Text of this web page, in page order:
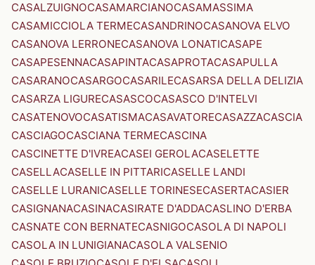
CASALZUIGNOCASAMARCIANOCASAMASSIMA
CASAMICCIOLA TERMECASANDRINOCASANOVA ELVO
CASANOVA LERRONECASANOVA LONATICASAPE
CASAPESENNACASAPINTACASAPROTACASAPULLA
CASARANOCASARGOCASARILECASARSA DELLA DELIZIA
CASARZA LIGURECASASCOCASASCO D'INTELVI
CASATENOVOCASATISMACASAVATORECASAZZACASCIA
CASCIAGOCASCIANA TERMECASCINA
CASCINETTE D'IVREACASEI GEROLACASELETTE
CASELLACASELLE IN PITTARICASELLE LANDI
CASELLE LURANICASELLE TORINESECASERTACASIER
CASIGNANACASINACASIRATE D'ADDACASLINO D'ERBA
CASNATE CON BERNATECASNIGOCASOLA DI NAPOLI
CASOLA IN LUNIGIANACASOLA VALSENIO